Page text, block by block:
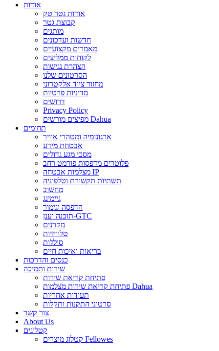
אודות
אודות גטר טק
קבוצת גטר
מותגים
חדשות ועדכונים
מאמרים מקצועיים
לקוחות ממליצים
הצהרת נגישות
הסרטונים שלנו
מחזור ציוד אלקטרוני
מדיניות פרטיות
דרושים
Privacy Policy
מפיצים מורשים Dahua
תחומים
ארגונומיה ומטהרי אוויר
אבטחת מידע
מסכי מגע גדולים
פלוטרים מדפסות פורמט רחב
מצלמות אבטחה IP
תשתיות תקשורת וטלפוניה
מחשוב
גיימינג
הדפסה וגימור
תוכנה וענן-GTC
מקרנים
טלוויזיות
סוללות
בריאות ואיכות חיים
כנסים והדרכות
שירות ותמיכה
פתיחת קריאת שירות
פתיחת קריאת שירות מצלמות Dahua
תעודות אחריות
סרטוני התקנות ותקלות
צור קשר
About Us
קטלוגים
קטלוג מוצרים Fellowes